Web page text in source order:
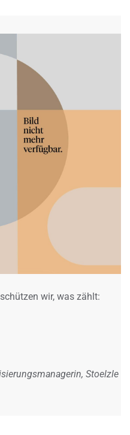
wir, was zählt:
Stoelzle